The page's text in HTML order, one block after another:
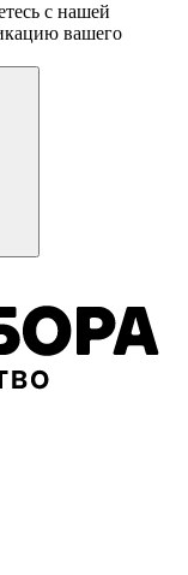
с нашей
вашего